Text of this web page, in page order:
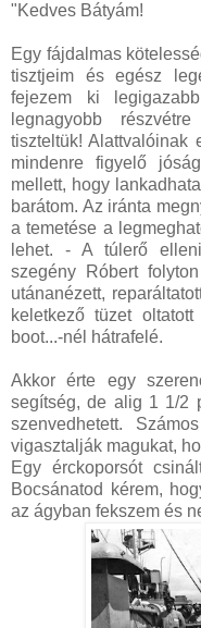
"Kedves Bátyám!
Egy fájdalmas
tisztjeim és egész
fejezem ki
legnagyobb
tiszteltük! Alattvalóinak
mindenre figyelő
mellett, hogy
barátom. Az iránta
a temetése a
lehet. - A túlerő
szegény Róbert
utánanézett,
keletkező tüzet
boot...-nél hátrafelé.
Akkor érte egy
segítség, de alig 1 1/2
szenvedhetett.
vigasztalják magukat,
Egy érckoporsót
Bocsánatod kérem,
az ágyban fekszem és